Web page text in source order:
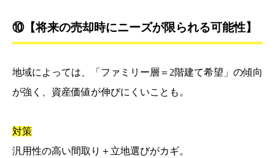
⑩【将来の売却時にニーズが限られる可能性】
地域によっては、「ファミリー層＝2階建て希望」の傾向
が強く、資産価値が伸びにくいことも。
対策
汎用性の高い間取り＋立地選びがカギ。